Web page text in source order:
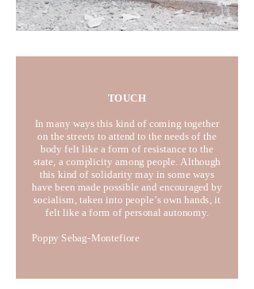
TOUCH
In many ways this kind of coming together
on the streets to attend to the needs of the
body felt like a form of resistance to the
state, a complicity among people. Although
this kind of solidarity may in some ways
have been made possible and encouraged by
socialism, taken into people’s own hands, it
felt like a form of personal autonomy.
Poppy Sebag-Montefiore